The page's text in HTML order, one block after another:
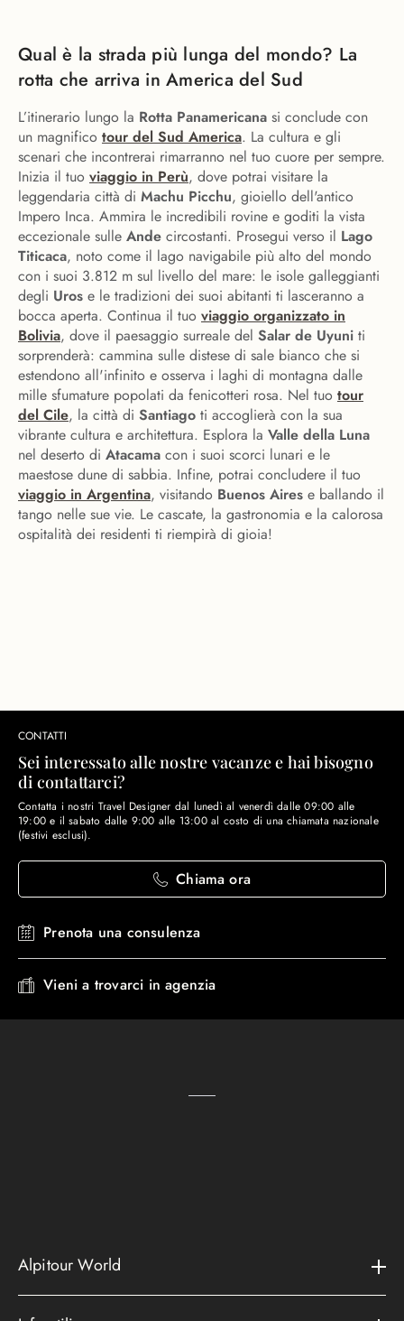
Qual è la strada più lunga del mondo? La
rotta che arriva in America del Sud
L’itinerario lungo la Rotta Panamericana si conclude con
un magnifico tour del Sud America. La cultura e gli
scenari che incontrerai rimarranno nel tuo cuore per sempre.
Inizia il tuo viaggio in Perù, dove potrai visitare la
leggendaria città di Machu Picchu, gioiello dell'antico
Impero Inca. Ammira le incredibili rovine e goditi la vista
eccezionale sulle Ande circostanti. Prosegui verso il Lago
Titicaca, noto come il lago navigabile più alto del mondo
con i suoi 3.812 m sul livello del mare: le isole galleggianti
degli Uros e le tradizioni dei suoi abitanti ti lasceranno a
bocca aperta. Continua il tuo viaggio organizzato in
Bolivia, dove il paesaggio surreale del Salar de Uyuni ti
sorprenderà: cammina sulle distese di sale bianco che si
estendono all'infinito e osserva i laghi di montagna dalle
mille sfumature popolati da fenicotteri rosa. Nel tuo tour
del Cile, la città di Santiago ti accoglierà con la sua
vibrante cultura e architettura. Esplora la Valle della Luna
nel deserto di Atacama con i suoi scorci lunari e le
maestose dune di sabbia. Infine, potrai concludere il tuo
viaggio in Argentina, visitando Buenos Aires e ballando il
tango nelle sue vie. Le cascate, la gastronomia e la calorosa
ospitalità dei residenti ti riempirà di gioia!
CONTATTI
Sei interessato alle nostre vacanze e hai bisogno
di contattarci?
Contatta i nostri Travel Designer dal lunedì al venerdì dalle 09:00 alle
19:00 e il sabato dalle 9:00 alle 13:00 al costo di una chiamata nazionale
(festivi esclusi).
Chiama ora
Prenota una consulenza
Vieni a trovarci in agenzia
Alpitour World